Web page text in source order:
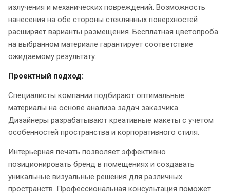
излучения и механических повреждений. Возможность
нанесения на обе стороны стеклянных поверхностей
расширяет варианты размещения. Бесплатная цветопроба
на выбранном материале гарантирует соответствие
ожидаемому результату.
Проектный подход:
Специалисты компании подбирают оптимальные
материалы на основе анализа задач заказчика.
Дизайнеры разрабатывают креативные макеты с учетом
особенностей пространства и корпоративного стиля.
Интерьерная печать позволяет эффективно
позиционировать бренд в помещениях и создавать
уникальные визуальные решения для различных
пространств. Профессиональная консультация поможет